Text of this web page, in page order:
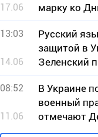
17.06
марку ко
13:03
14.06
Русский
защитой в
Зеленский
08:52
11.06
В Украине
военный
отмечают